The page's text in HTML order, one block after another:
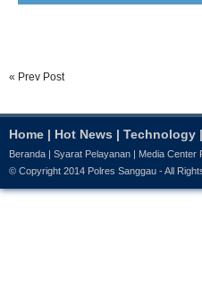
« Prev Post
Home | Hot News | Technology |
Beranda Syarat Pelayanan Media Center
© Copyright 2014 Polres Sanggau - All